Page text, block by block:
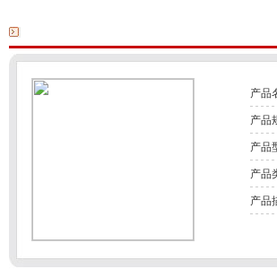
产品
产品
产品
产品
产品